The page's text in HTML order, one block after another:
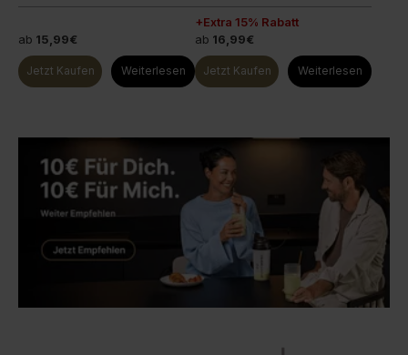
ab 15,99€
Jetzt Kaufen Weiterlesen
+Extra 15% Rabatt
ab 16,99€
Jetzt Kaufen Weiterlesen